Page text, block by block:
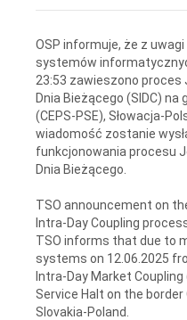
OSP informuje, że z
systemów
23:53 zawieszono proces
Dnia Bieżącego (SIDC)
(CEPS-PSE), Słowacja-
wiadomość zostanie
funkcjonowania procesu
Dnia Bieżącego.
TSO announcement on
Intra-Day Coupling
TSO informs that due to
systems on 12.06.2025
Intra-Day Market
Service Halt on the border
Slovakia-Poland.